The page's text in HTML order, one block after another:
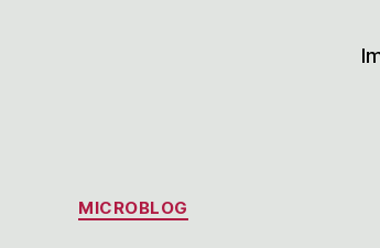
Kategorien
MICROBLOG